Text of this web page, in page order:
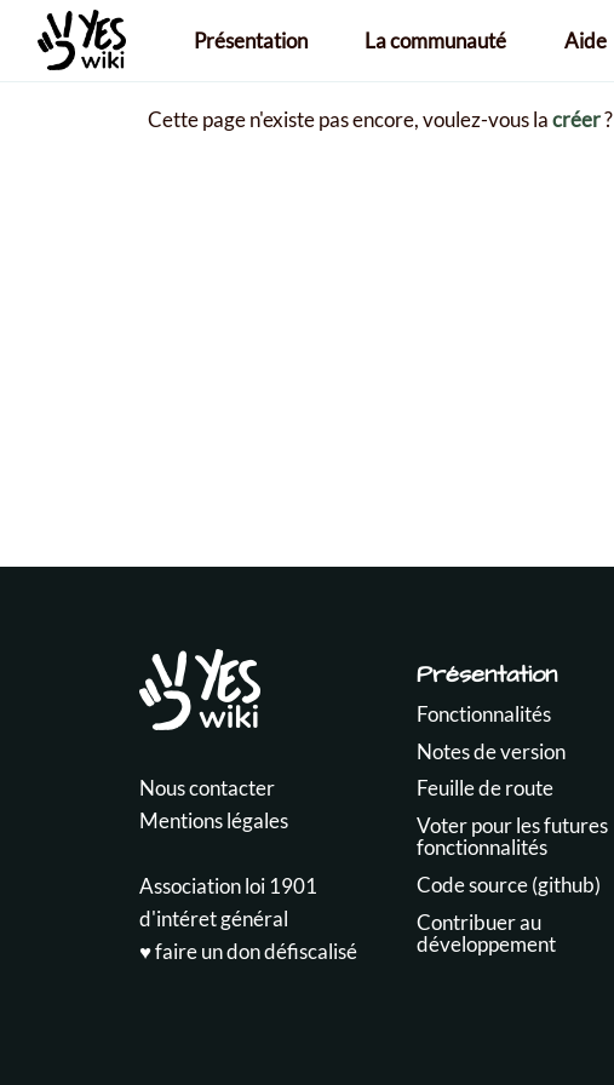
Aller au contenu principalPrésentation La communauté Aide
Cette page n'existe pas encore, voulez-vous lacréer?
Nous contacter
Mentions légales
Association loi 1901
d'intéret général
♥️ faire un don défiscalisé
Présentation
Fonctionnalités
Notes de version
Feuille de route
Voter pour les futures
fonctionnalités
Code source (github)
Contribuer au
développement